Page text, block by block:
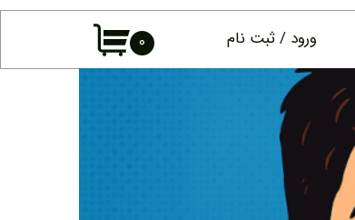
۰ ورود / ثبت نام
حساب کاربری
من
تغییر گذر واژه
سفارشات